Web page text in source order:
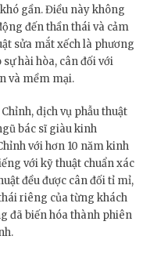
gần. Điều này không
đến thần thái và cảm
sửa mắt xếch là phương
hài hòa, cân đối với
và mềm mại.
dịch vụ phẫu thuật
bác sĩ giàu kinh
với hơn 10 năm kinh
với kỹ thuật chuẩn xác
đều được cân đối tỉ mỉ,
riêng của từng khách
đã biến hóa thành phiên